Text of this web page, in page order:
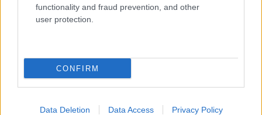
functionality and fraud prevention, and other
user protection.
CONFIRM
Data Deletion Data Access Privacy Policy
Laika1973
32
Roca